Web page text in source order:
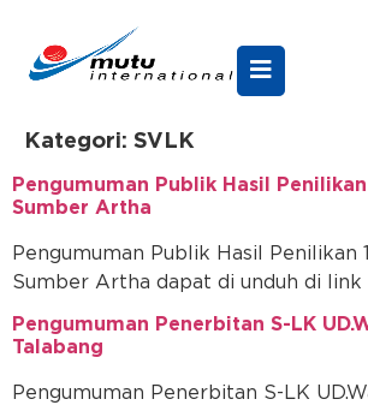
Kategori: SVLK
Pengumuman Publik Hasil Penilikan
Sumber Artha
Pengumuman Publik Hasil Penilikan
Sumber Artha dapat di unduh di link
Pengumuman Penerbitan S-LK
Talabang
Pengumuman Penerbitan S-LK